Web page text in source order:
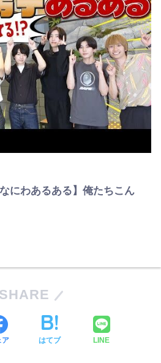
にわあるある】俺たちこん
SHARE
ア はてブ LINE